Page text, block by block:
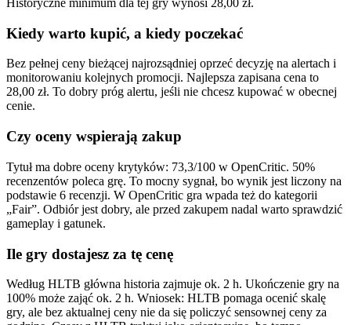
Historyczne minimum dla tej gry wynosi 28,00 zł.
Kiedy warto kupić, a kiedy poczekać
Bez pełnej ceny bieżącej najrozsądniej oprzeć decyzję na alertach i
monitorowaniu kolejnych promocji. Najlepsza zapisana cena to
28,00 zł. To dobry próg alertu, jeśli nie chcesz kupować w obecnej
cenie.
Czy oceny wspierają zakup
Tytuł ma dobre oceny krytyków: 73,3/100 w OpenCritic. 50%
recenzentów poleca grę. To mocny sygnał, bo wynik jest liczony na
podstawie 6 recenzji. W OpenCritic gra wpada też do kategorii
„Fair”. Odbiór jest dobry, ale przed zakupem nadal warto sprawdzić
gameplay i gatunek.
Ile gry dostajesz za tę cenę
Według HLTB główna historia zajmuje ok. 2 h. Ukończenie gry na
100% może zająć ok. 2 h. Wniosek: HLTB pomaga ocenić skalę
gry, ale bez aktualnej ceny nie da się policzyć sensownej ceny za